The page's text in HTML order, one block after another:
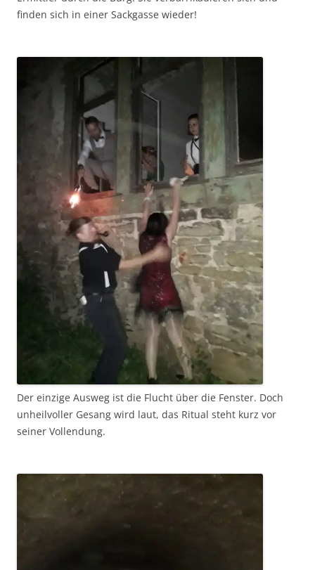
finden sich in einer Sackgasse wieder!
Der einzige Ausweg ist die Flucht über die Fenster. Doch
unheilvoller Gesang wird laut, das Ritual steht kurz vor
seiner Vollendung.